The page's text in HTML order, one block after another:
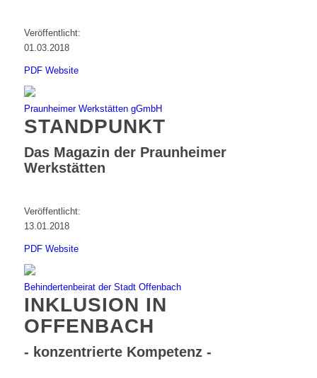
Veröffentlicht:
01.03.2018
PDF Website
Praunheimer Werkstätten gGmbH
STANDPUNKT
Das Magazin der Praunheimer
Werkstätten
Veröffentlicht:
13.01.2018
PDF Website
Behindertenbeirat der Stadt Offenbach
INKLUSION IN
OFFENBACH
- konzentrierte Kompetenz -